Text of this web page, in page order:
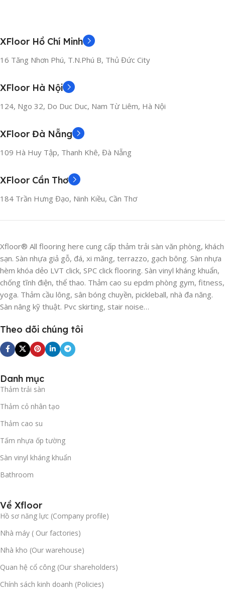
XFloor Hồ Chí Minh
16 Tăng Nhơn Phú, T.N.Phú B, Thủ Đức City
XFloor Hà Nội
124, Ngo 32, Do Duc Duc, Nam Từ Liêm, Hà Nội
XFloor Đà Nẵng
109 Hà Huy Tập, Thanh Khê, Đà Nẵng
XFloor Cần Thơ
184 Trần Hưng Đạo, Ninh Kiều, Cần Thơ
Xfloor® All flooring here cung cấp thảm trải sàn văn phòng, khách
sạn. Sàn nhựa giả gỗ, đá, xi măng, terrazzo, gạch bông. Sàn nhựa
hèm khóa dẻo LVT click, SPC click flooring. Sàn vinyl kháng khuẩn,
chống tĩnh điện, thể thao. Thảm cao su epdm phòng gym, fitness,
yoga. Thảm cầu lông, sân bóng chuyền, pickleball, nhà đa năng.
Sàn nâng kỹ thuật. Pvc skirting, stair noise…
Theo dõi chúng tôi
Danh mục
Thảm trải sàn
Thảm cỏ nhân tạo
Thảm cao su
Tấm nhựa ốp tường
Sàn vinyl kháng khuẩn
Bathroom
Về Xfloor
Hồ sơ năng lực (Company profile)
Nhà máy ( Our factories)
Nhà kho (Our warehouse)
Quan hệ cổ công (Our shareholders)
Chính sách kinh doanh (Policies)